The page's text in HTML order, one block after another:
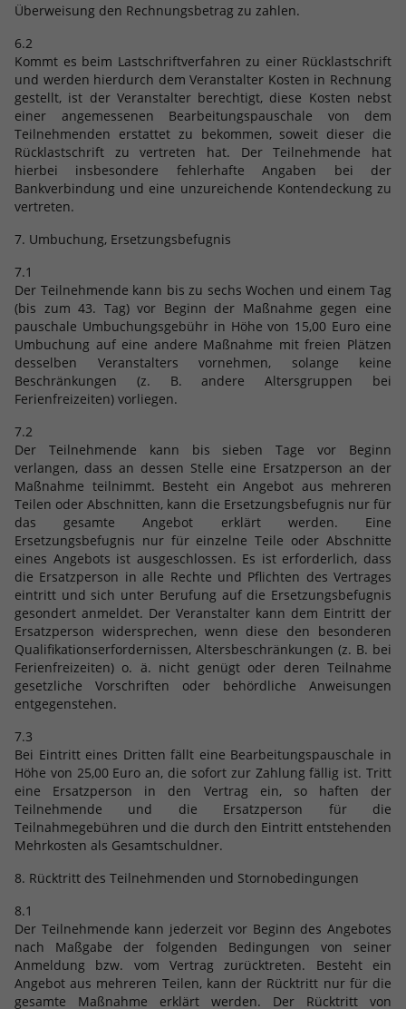
Überweisung den Rechnungsbetrag zu zahlen.
6.2
Kommt es beim Lastschriftverfahren zu einer Rücklastschrift
und werden hierdurch dem Veranstalter Kosten in Rechnung
gestellt, ist der Veranstalter berechtigt, diese Kosten nebst
einer angemessenen Bearbeitungspauschale von dem
Teilnehmenden erstattet zu bekommen, soweit dieser die
Rücklastschrift zu vertreten hat. Der Teilnehmende hat
hierbei insbesondere fehlerhafte Angaben bei der
Bankverbindung und eine unzureichende Kontendeckung zu
vertreten.
7. Umbuchung, Ersetzungsbefugnis
7.1
Der Teilnehmende kann bis zu sechs Wochen und einem Tag
(bis zum 43. Tag) vor Beginn der Maßnahme gegen eine
pauschale Umbuchungsgebühr in Höhe von 15,00 Euro eine
Umbuchung auf eine andere Maßnahme mit freien Plätzen
desselben Veranstalters vornehmen, solange keine
Beschränkungen (z. B. andere Altersgruppen bei
Ferienfreizeiten) vorliegen.
7.2
Der Teilnehmende kann bis sieben Tage vor Beginn
verlangen, dass an dessen Stelle eine Ersatzperson an der
Maßnahme teilnimmt. Besteht ein Angebot aus mehreren
Teilen oder Abschnitten, kann die Ersetzungsbefugnis nur für
das gesamte Angebot erklärt werden. Eine
Ersetzungsbefugnis nur für einzelne Teile oder Abschnitte
eines Angebots ist ausgeschlossen. Es ist erforderlich, dass
die Ersatzperson in alle Rechte und Pflichten des Vertrages
eintritt und sich unter Berufung auf die Ersetzungsbefugnis
gesondert anmeldet. Der Veranstalter kann dem Eintritt der
Ersatzperson widersprechen, wenn diese den besonderen
Qualifikationserfordernissen, Altersbeschränkungen (z. B. bei
Ferienfreizeiten) o. ä. nicht genügt oder deren Teilnahme
gesetzliche Vorschriften oder behördliche Anweisungen
entgegenstehen.
7.3
Bei Eintritt eines Dritten fällt eine Bearbeitungspauschale in
Höhe von 25,00 Euro an, die sofort zur Zahlung fällig ist. Tritt
eine Ersatzperson in den Vertrag ein, so haften der
Teilnehmende und die Ersatzperson für die
Teilnahmegebühren und die durch den Eintritt entstehenden
Mehrkosten als Gesamtschuldner.
8. Rücktritt des Teilnehmenden und Stornobedingungen
8.1
Der Teilnehmende kann jederzeit vor Beginn des Angebotes
nach Maßgabe der folgenden Bedingungen von seiner
Anmeldung bzw. vom Vertrag zurücktreten. Besteht ein
Angebot aus mehreren Teilen, kann der Rücktritt nur für die
gesamte Maßnahme erklärt werden. Der Rücktritt von